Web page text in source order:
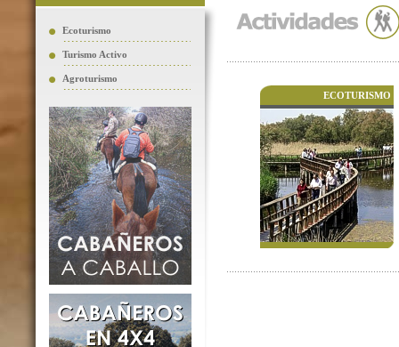
Ecoturismo
Turismo Activo
Agroturismo
ECOTURISMO